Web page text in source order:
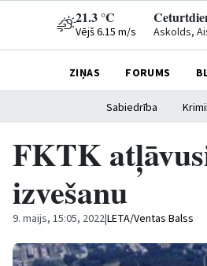
21.3 °C
Vējš 6.15 m/s Askolds,
ZIŅAS FORUMS
Sabiedrība
FKTK
izvešanu
9. maijs, 15:05, 2022|LETA/Ventas Balss